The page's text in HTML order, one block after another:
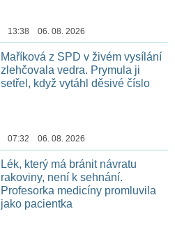
13:38 06. 08. 2026
Maříková z SPD v živém vysílání
zlehčovala vedra. Prymula ji
setřel, když vytáhl děsivé číslo
07:32 06. 08. 2026
Lék, který má bránit návratu
rakoviny, není k sehnání.
Profesorka medicíny promluvila
jako pacientka